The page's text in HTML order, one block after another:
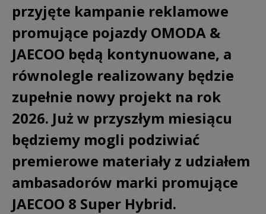
przyjęte kampanie reklamowe
promujące pojazdy OMODA &
JAECOO będą kontynuowane, a
równolegle realizowany będzie
zupełnie nowy projekt na rok
2026. Już w przyszłym miesiącu
będziemy mogli podziwiać
premierowe materiały z udziałem
ambasadorów marki promujące
JAECOO 8 Super Hybrid.